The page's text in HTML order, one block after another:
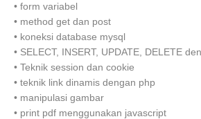
• form variabel
• method get dan post
• koneksi database mysql
• SELECT, INSERT, UPDATE, DELETE
• Teknik session dan cookie
• teknik link dinamis dengan php
• manipulasi gambar
• print pdf menggunakan javascript